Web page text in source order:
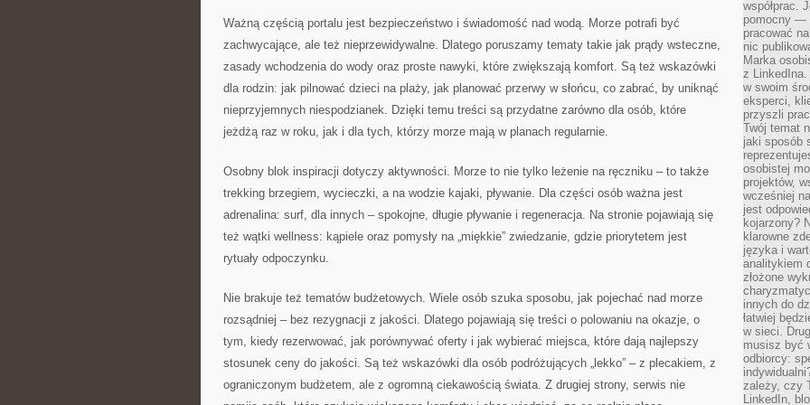
Ważną częścią portalu jest bezpieczeństwo i świadomość nad wodą. Morze potrafi być
zachwycające, ale też nieprzewidywalne. Dlatego poruszamy tematy takie jak prądy wsteczne,
zasady wchodzenia do wody oraz proste nawyki, które zwiększają komfort. Są też wskazówki
dla rodzin: jak pilnować dzieci na plaży, jak planować przerwy w słońcu, co zabrać, by uniknąć
nieprzyjemnych niespodzianek. Dzięki temu treści są przydatne zarówno dla osób, które
jeżdżą raz w roku, jak i dla tych, którzy morze mają w planach regularnie.
Osobny blok inspiracji dotyczy aktywności. Morze to nie tylko leżenie na ręczniku – to także
trekking brzegiem, wycieczki, a na wodzie kajaki, pływanie. Dla części osób ważna jest
adrenalina: surf, dla innych – spokojne, długie pływanie i regeneracja. Na stronie pojawiają się
też wątki wellness: kąpiele oraz pomysły na „miękkie” zwiedzanie, gdzie priorytetem jest
rytuały odpoczynku.
Nie brakuje też tematów budżetowych. Wiele osób szuka sposobu, jak pojechać nad morze
rozsądniej – bez rezygnacji z jakości. Dlatego pojawiają się treści o polowaniu na okazje, o
tym, kiedy rezerwować, jak porównywać oferty i jak wybierać miejsca, które dają najlepszy
stosunek ceny do jakości. Są też wskazówki dla osób podróżujących „lekko” – z plecakiem, z
ograniczonym budżetem, ale z ogromną ciekawością świata. Z drugiej strony, serwis nie
współprac.
pomocny —
pracować
nic
Marka
z
w swoim
eksperci,
przyszli
Twój temat
jaki sposób
osobistej
projektów,
wcześniej
jest
kojarzony?
klarowne
języka i
analitykiem
złożone
innych do
łatwiej
w sieci.
musisz być
odbiorcy:
zależy, czy
LinkedIn,